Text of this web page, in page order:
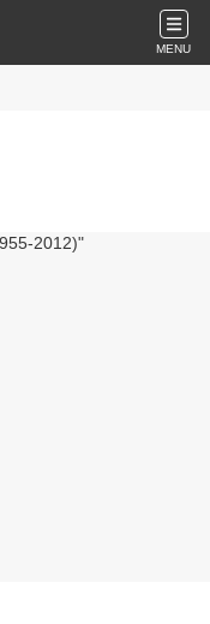
MENU